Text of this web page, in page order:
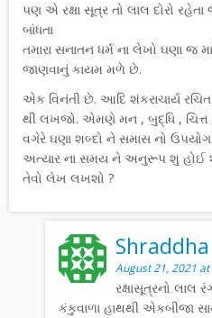
પણ એ રક્ષા સૂત્ર તો લાલ દોરો
બાંધતા
તમારા સનાતન ધર્મ ના લેખો ઘણા જ
જાણવાનું કાયમ મળે છે.
એક વિનંતી છે. આદિ શંકરાચાર્ય
થી લખજો. એમણે મન , બુદ્ધિ , ચિત્ત
વગેરે ઘણા શબ્દો ને સમાસ નો
અત્યાર ના સમય ને અનુરૂપ શુ હોઈ
તેવો લેખ લખશો ?
August 21, 2021 at
રક્ષાસૂત્રનો લાલ
કંકુવાળા હાથથી એકબીજા